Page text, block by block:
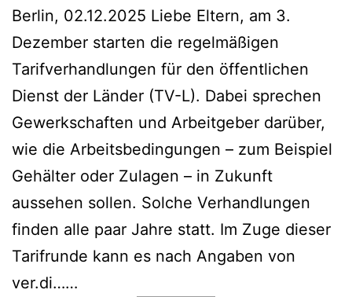
Berlin, 02.12.2025 Liebe Eltern, am 3.
Dezember starten die regelmäßigen
Tarifverhandlungen für den öffentlichen
Dienst der Länder (TV-L). Dabei sprechen
Gewerkschaften und Arbeitgeber darüber,
wie die Arbeitsbedingungen – zum Beispiel
Gehälter oder Zulagen – in Zukunft
aussehen sollen. Solche Verhandlungen
finden alle paar Jahre statt. Im Zuge dieser
Tarifrunde kann es nach Angaben von
ver.di……